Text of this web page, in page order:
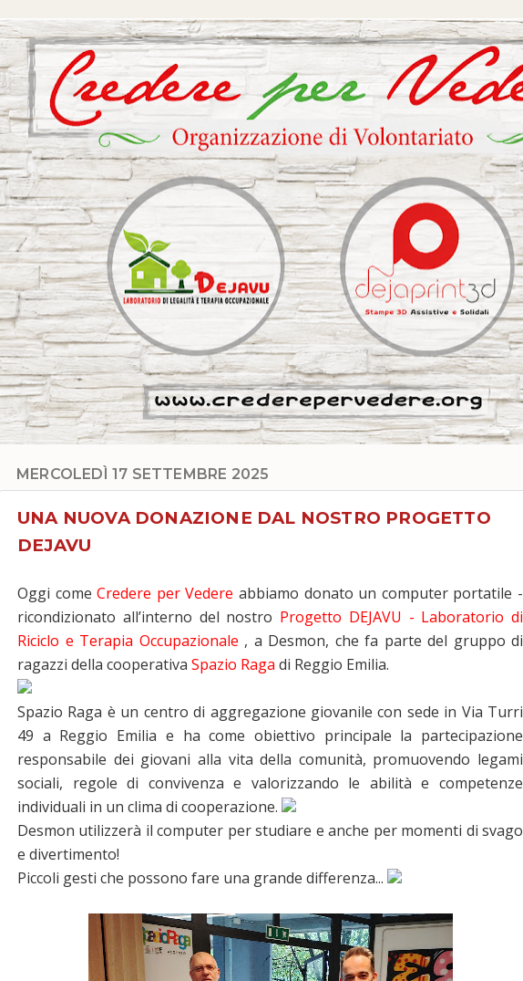
MERCOLEDÌ 17 SETTEMBRE 2025
UNA NUOVA DONAZIONE DAL NOSTRO PROGETTO
DEJAVU
Oggi comeCredere per Vedere abbiamo donato un computer portatile -
ricondizionato all’interno del nostro Progetto DEJAVU - Laboratorio di
Riciclo e Terapia Occupazionale , a Desmon, che fa parte del gruppo di
ragazzi della cooperativa Spazio Raga di Reggio Emilia.
Spazio Raga è un centro di aggregazione giovanile con sede in Via Turri
49 a Reggio Emilia e ha come obiettivo principale la partecipazione
responsabile dei giovani alla vita della comunità, promuovendo legami
sociali, regole di convivenza e valorizzando le abilità e competenze
individuali in un clima di cooperazione.
Desmon utilizzerà il computer per studiare e anche per momenti di svago
e divertimento!
Piccoli gesti che possono fare una grande differenza...